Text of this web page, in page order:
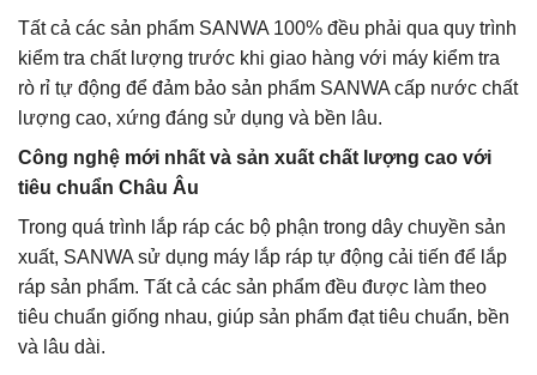
Tất cả các sản phẩm SANWA 100% đều phải qua quy trình
kiểm tra chất lượng trước khi giao hàng với máy kiểm tra
rò rỉ tự động để đảm bảo sản phẩm SANWA cấp nước chất
lượng cao, xứng đáng sử dụng và bền lâu.
Công nghệ mới nhất và sản xuất chất lượng cao với
tiêu chuẩn Châu Âu
Trong quá trình lắp ráp các bộ phận trong dây chuyền sản
xuất, SANWA sử dụng máy lắp ráp tự động cải tiến để lắp
ráp sản phẩm. Tất cả các sản phẩm đều được làm theo
tiêu chuẩn giống nhau, giúp sản phẩm đạt tiêu chuẩn, bền
và lâu dài.